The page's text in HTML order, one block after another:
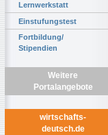
Lernwerkstatt
Einstufungstest
Fortbildung/
Stipendien
Weitere
Portalangebote
wirtschafts-
deutsch.de